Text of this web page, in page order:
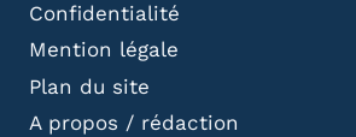
Confidentialité
Mention légale
Plan du site
A propos / rédaction